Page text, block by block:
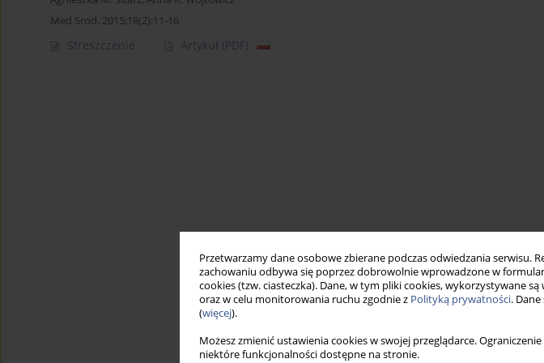
Przetwarzamy dane osobowe zbierane podczas odwiedzania serwisu.
zachowaniu odbywa się poprzez dobrowolnie wprowadzone w
cookies (tzw. ciasteczka). Dane, w tym pliki cookies, wykorzystywane
oraz w celu monitorowania ruchu zgodnie z Polityką prywatności.
(więcej).
Możesz zmienić ustawienia cookies w swojej przeglądarce.
niektóre funkcjonalności dostępne na stronie.
Med Srod. 2015;18(2):11-16
Streszczenie Artykuł (PDF)